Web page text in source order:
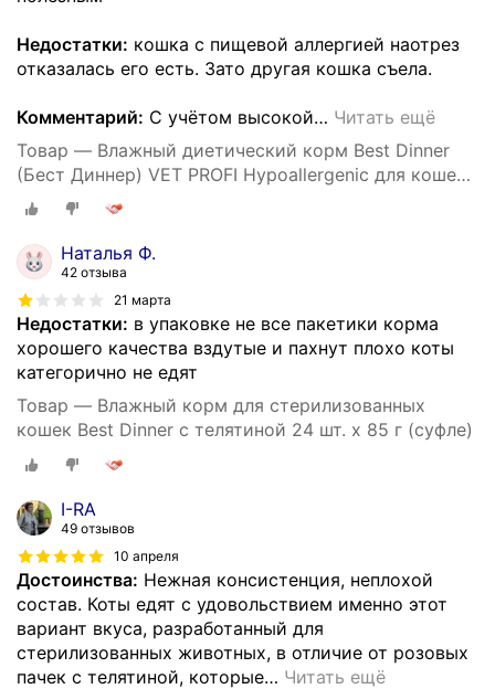
Недостатки: кошка с пищевой аллергией наотрез
отказалась его есть. Зато другая кошка съела.
Комментарий: С учётом высокой… Читать ещё
Товар — Влажный диетический корм Best Dinner
(Бест Диннер) VET PROFI Hypoallergenic для кошек
при пищевой аллергии Индейка (24шт х 85гр)
Наталья Ф.
42 отзыва
21 марта
Недостатки: в упаковке не все пакетики корма
хорошего качества вздутые и пахнут плохо коты
категорично не едят
Товар — Влажный корм для стерилизованных
кошек Best Dinner с телятиной 24 шт. х 85 г (суфле)
I-RA
49 отзывов
10 апреля
Достоинства: Нежная консистенция, неплохой
состав. Коты едят с удовольствием именно этот
вариант вкуса, разработанный для
стерилизованных животных, в отличие от розовых
пачек с телятиной, которые… Читать ещё